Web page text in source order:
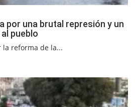
por una brutal represión y un
pueblo
la reforma de la...